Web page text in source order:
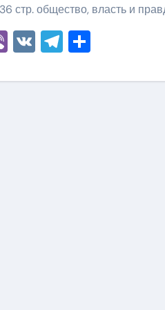
стр. общество, власть и
Viber
VKTelegram